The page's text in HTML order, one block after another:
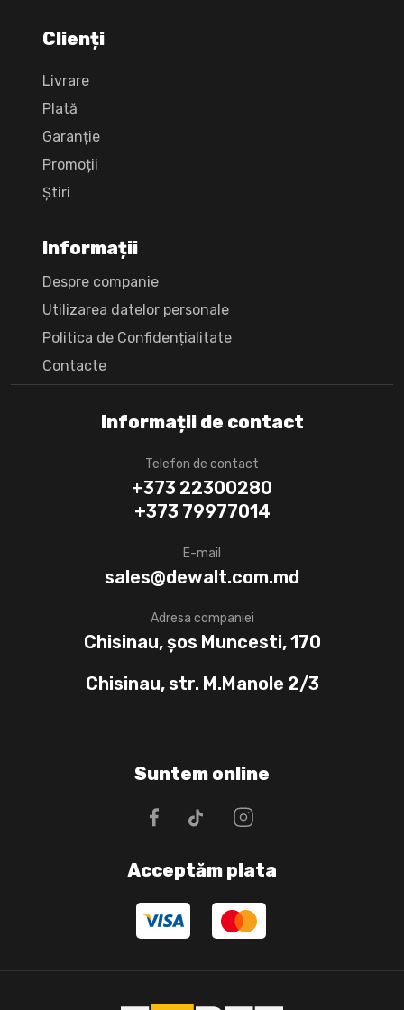
Informații de contact
Telefon de contact
+373 22300280
+373 79977014
E-mail
sales@dewalt.com.md
Adresa companiei
Chisinau, șos Muncesti, 170
Chisinau, str. M.Manole 2/3
Clienți
Livrare
Plată
Garanție
Promoții
Știri
Informații
Despre companie
Utilizarea datelor personale
Politica de Confidențialitate
Сontacte
Suntem online
Acceptăm plata